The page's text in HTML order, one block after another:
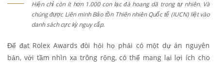
Hiện chỉ còn ít hơn 1.000 con lạc đà hoang dã trong tự nhiên. Và
chúng được Liên minh Bảo tồn Thiên nhiên Quốc tế (IUCN) liệt vào
danh sách cực kỳ nguy cấp.
Để đạt Rolex Awards đòi hỏi họ phải có một dự án nguyên
bản, với tầm nhìn xa trông rộng, có thể mang lại lợi ích cho